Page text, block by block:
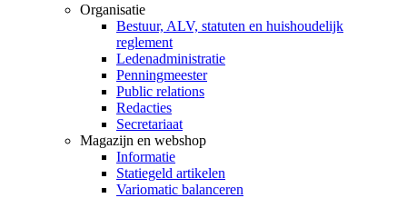
Organisatie
Bestuur, ALV, statuten en huishoudelijk
reglement
Ledenadministratie
Penningmeester
Public relations
Redacties
Secretariaat
Magazijn en webshop
Informatie
Statiegeld artikelen
Variomatic balanceren